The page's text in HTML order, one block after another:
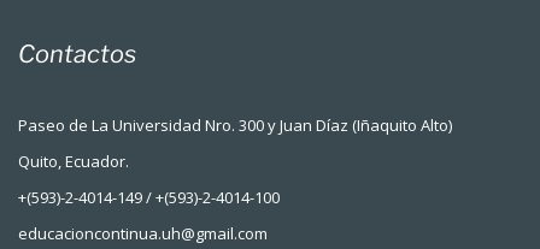
Contactos
Paseo de La Universidad Nro. 300 y Juan Díaz (Iñaquito Alto)
Quito, Ecuador.
+(593)-2-4014-149 / +(593)-2-4014-100
educacioncontinua.uh@gmail.com